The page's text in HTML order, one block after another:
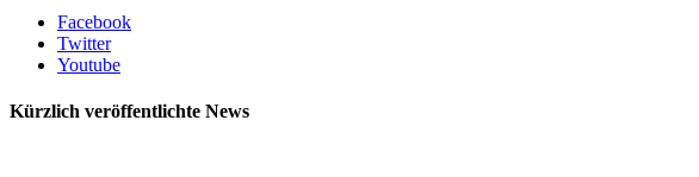
Facebook
Twitter
Youtube
Kürzlich veröffentlichte News